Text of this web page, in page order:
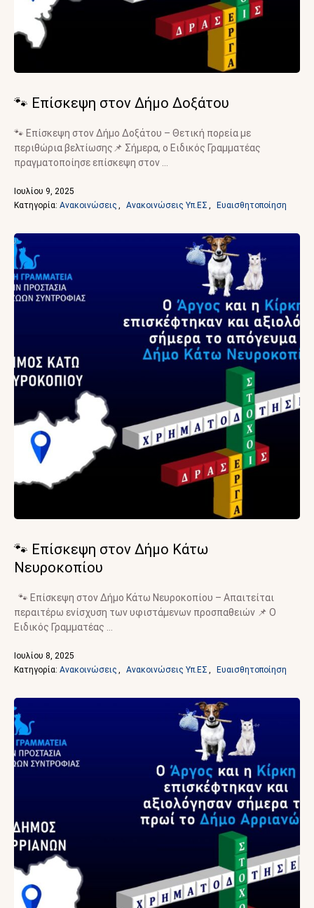
🐾 Επίσκεψη στον Δήμο Δοξάτου
🐾 Επίσκεψη στον Δήμο Δοξάτου – Θετική πορεία με
περιθώρια βελτίωσης📌 Σήμερα, ο Ειδικός Γραμματέας
πραγματοποίησε επίσκεψη στον …
Ιουλίου 9, 2025
Κατηγορία: Ανακοινώσεις , Ανακοινώσεις Υπ.ΕΣ , Ευαισθητοποίηση
🐾 Επίσκεψη στον Δήμο Κάτω
Νευροκοπίου
🐾 Επίσκεψη στον Δήμο Κάτω Νευροκοπίου – Απαιτείται
περαιτέρω ενίσχυση των υφιστάμενων προσπαθειών 📌 Ο
Ειδικός Γραμματέας …
Ιουλίου 8, 2025
Κατηγορία: Ανακοινώσεις , Ανακοινώσεις Υπ.ΕΣ , Ευαισθητοποίηση